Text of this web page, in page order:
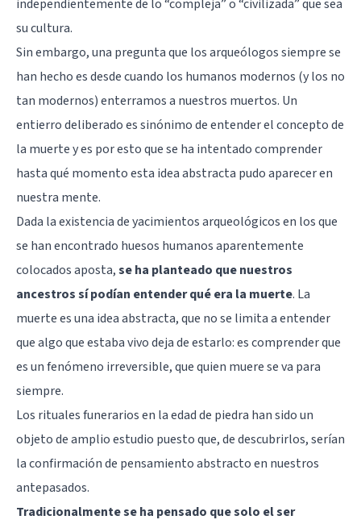
independientemente de lo “compleja” o “civilizada” que sea
su cultura.
Sin embargo, una pregunta que los arqueólogos siempre se
han hecho es desde cuando los humanos modernos (y los no
tan modernos) enterramos a nuestros muertos. Un
entierro deliberado es sinónimo de entender el concepto de
la muerte y es por esto que se ha intentado comprender
hasta qué momento esta idea abstracta pudo aparecer en
nuestra mente.
Dada la existencia de yacimientos arqueológicos en los que
se han encontrado huesos humanos aparentemente
colocados aposta,se ha planteado que nuestros
ancestros sí podían entender qué era la muerte. La
muerte es una idea abstracta, que no se limita a entender
que algo que estaba vivo deja de estarlo: es comprender que
es un fenómeno irreversible, que quien muere se va para
siempre.
Los rituales funerarios en la edad de piedra han sido un
objeto de amplio estudio puesto que, de descubrirlos, serían
la confirmación de pensamiento abstracto en nuestros
antepasados.
Tradicionalmente se ha pensado que solo el ser